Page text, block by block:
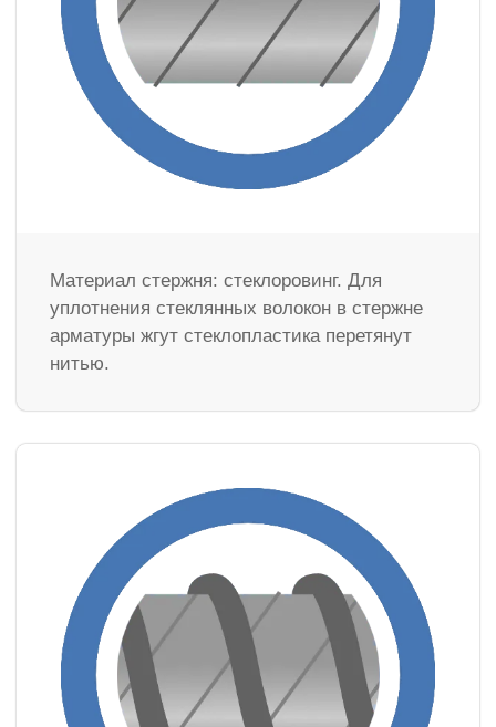
Материал стержня: стеклоровинг. Для
уплотнения стеклянных волокон в стержне
арматуры жгут стеклопластика перетянут
нитью.